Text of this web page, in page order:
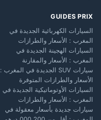
GUIDES PRIX
السيارات الكهربائية الجديدة في
المغرب : الأسعار والطرازات
السيارات الهجينة الجديدة في
المغرب : الأسعار والمقارنة
سيارات SUV الجديدة في المغرب :
الأسعار والطرازات المتوفرة
السيارات الأوتوماتيكية الجديدة في
المغرب : الأسعار والطرازات
سيارات جديدة بأسعار معقولة في